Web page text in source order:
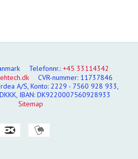
Telefonnr.: +45 33114342
CVR-nummer: 11737846
A/S, Konto: 2229 - 7560 928 933,
IBAN: DK9220007560928933
Sitemap